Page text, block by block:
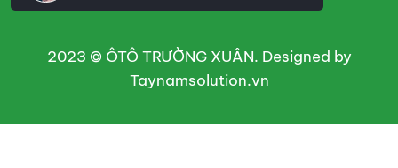
2023 © ÔTÔ TRƯỜNG XUÂN. Designed by
Taynamsolution.vn